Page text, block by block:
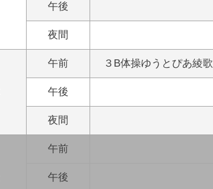
午後
夜間
午前 ３B体操ゆうとぴあ綾歌
午後
夜間
午前
午後